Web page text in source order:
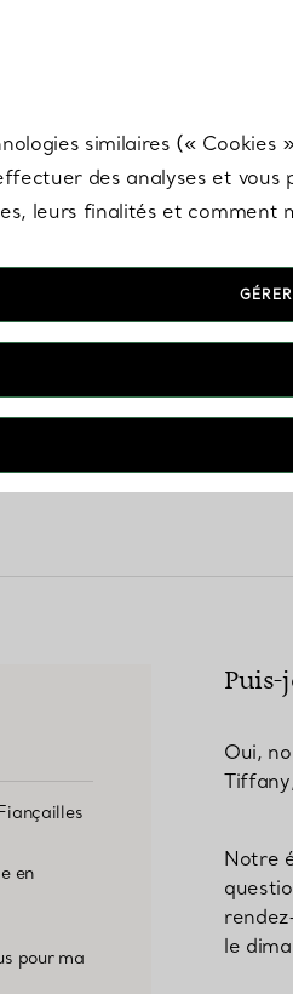
avec un expert en
en
pour ma
Puis-
Oui,
Notre
le
similaires («
des analyses et
leurs finalités et